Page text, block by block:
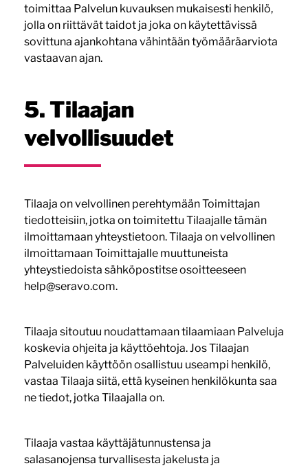
toimittaa Palvelun kuvauksen mukaisesti henkilö,
jolla on riittävät taidot ja joka on käytettävissä
sovittuna ajankohtana vähintään työmääräarviota
vastaavan ajan.
5. Tilaajan
velvollisuudet
Tilaaja on velvollinen perehtymään Toimittajan
tiedotteisiin, jotka on toimitettu Tilaajalle tämän
ilmoittamaan yhteystietoon. Tilaaja on velvollinen
ilmoittamaan Toimittajalle muuttuneista
yhteystiedoista sähköpostitse osoitteeseen
help@seravo.com.
Tilaaja sitoutuu noudattamaan tilaamiaan Palveluja
koskevia ohjeita ja käyttöehtoja. Jos Tilaajan
Palveluiden käyttöön osallistuu useampi henkilö,
vastaa Tilaaja siitä, että kyseinen henkilökunta saa
ne tiedot, jotka Tilaajalla on.
Tilaaja vastaa käyttäjätunnustensa ja
salasanojensa turvallisesta jakelusta ja